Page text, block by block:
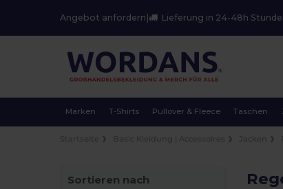
Angebot anfordern Lieferung in 24-48h
Marken T-Shirts Pullover & Fleece Taschen
Sortieren nach